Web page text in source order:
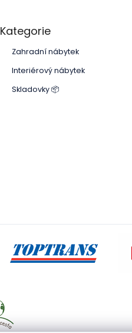
kategorie
Kategorie
Zahradní nábytek
Interiérový nábytek
Skladovky 📦